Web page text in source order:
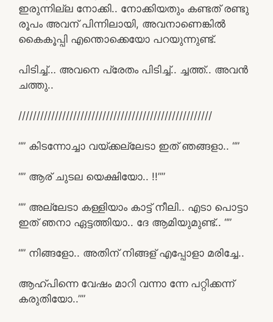
ഇരുന്നില്ല നോക്കി.. നോക്കിയതും കണ്ടത് രണ്ടു
രൂപം അവന് പിന്നിലായി, അവനാണെങ്കിൽ
കൈകൂപ്പി എന്തൊക്കെയോ പറയുന്നുണ്ട്.
പിടിച്ച്… അവനെ പ്രേതം പിടിച്ച്.. ച്ചത്ത്.. അവൻ
ചത്തു..
/////////////////////////////////////////////////////
“” കിടന്നോച്ചാ വയ്ക്കല്ലേടാ ഇത് ഞങ്ങളാ.. “”
“” ആര് ചുടല യെക്ഷിയോ.. !!””
“” അല്ലേടാ കള്ളിയാം കാട്ട് നീലി.. എടാ പൊട്ടാ
ഇത് ഞനാ ഏട്ടത്തിയാ.. ദേ ആമിയുമുണ്ട്.. “”
“” നിങ്ങളോ.. അതിന് നിങ്ങള് എപ്പോളാ മരിച്ചേ..
ആഹ്പിന്നെ വേഷം മാറി വന്നാ ന്നേ പറ്റിക്കന്ന്
കരുതിയോ..””